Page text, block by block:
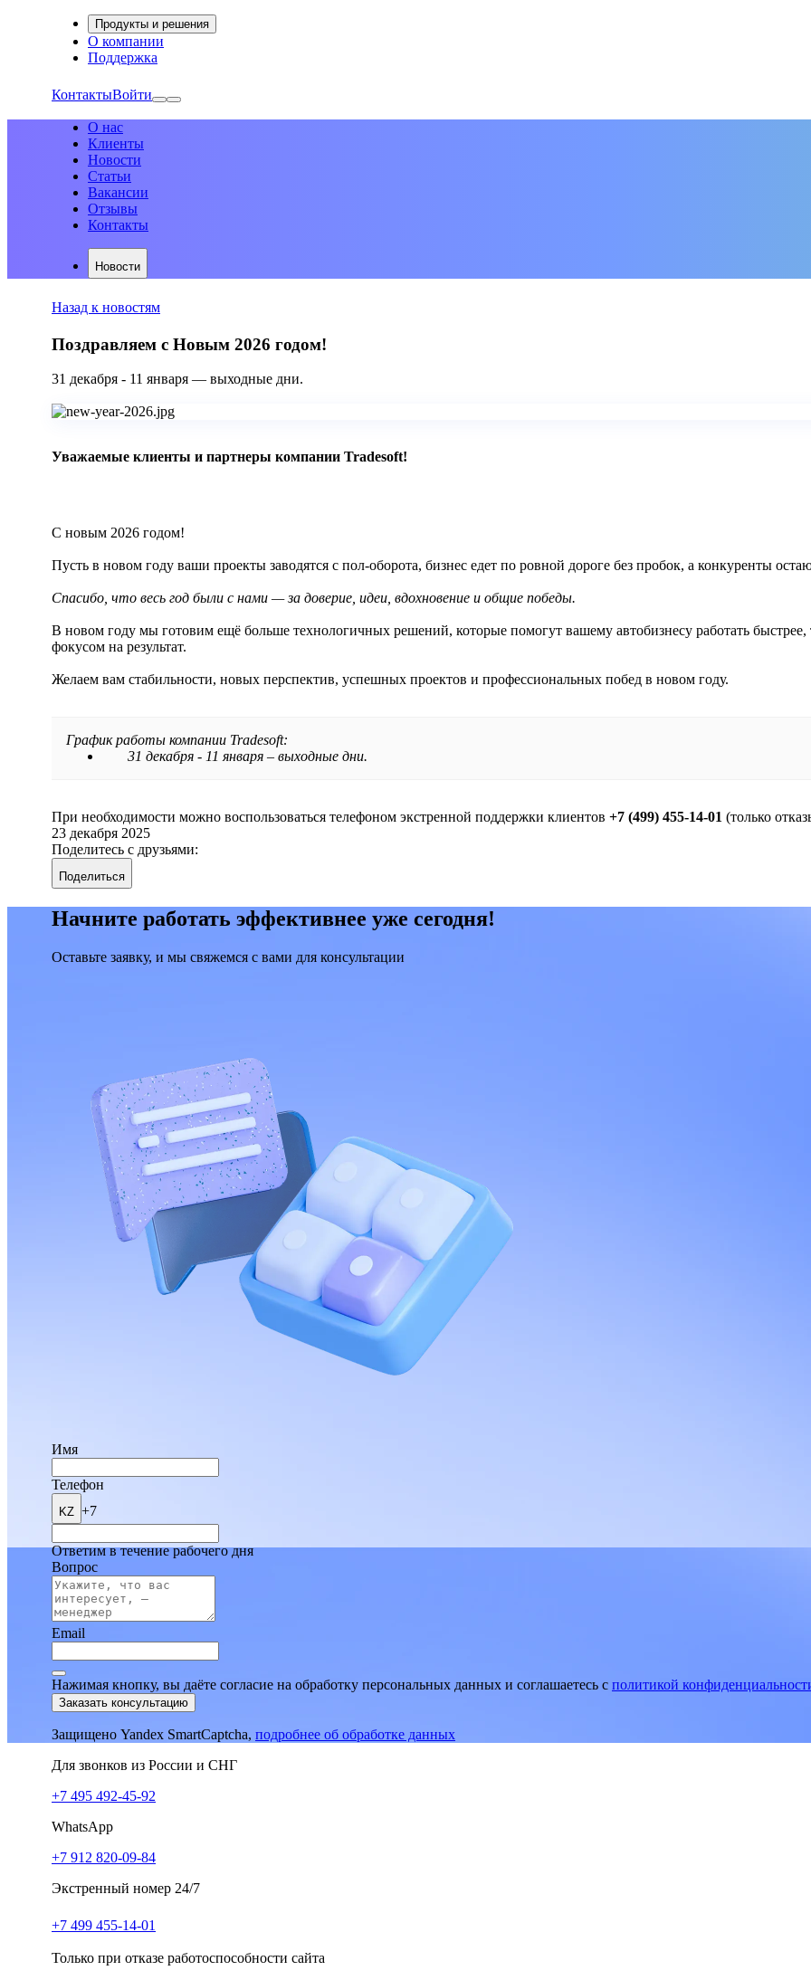
Продукты и решения
О компании
Поддержка
КонтактыВойти
О нас
Клиенты
Новости
Статьи
Вакансии
Отзывы
Контакты
Новости
Назад к новостям
Поздравляем с Новым 2026 годом!
31 декабря - 11 января — выходные дни.
Уважаемые клиенты и партнеры компании Tradesoft!
С новым 2026 годом!
Пусть в новом году ваши проекты заводятся с пол-оборота, бизнес едет по ровной дороге без пробок, а конкуренты
Спасибо, что весь год были с нами — за доверие, идеи, вдохновение и общие победы.
В новом году мы готовим ещё больше технологичных решений, которые помогут вашему автобизнесу работать
фокусом на результат.
Желаем вам стабильности, новых перспектив, успешных проектов и профессиональных побед в новом году.
График работы компании Tradesoft:
31 декабря - 11 января – выходные дни.
При необходимости можно воспользоваться телефоном экстренной поддержки клиентов +7 (499) 455-14-01 (только
23 декабря 2025
Поделитесь с друзьями:
Поделиться
Начните работать эффективнее уже сегодня!
Оставьте заявку, и мы свяжемся с вами для консультации
Имя
Телефон
KZ +7
Ответим в течение рабочего дня
Вопрос
Email
Нажимая кнопку, вы даёте согласие на обработку персональных данных и соглашаетесь c политикой
Заказать консультацию
Защищено Yandex SmartCaptcha, подробнее об обработке данных
Для звонков из России и СНГ
+7 495 492-45-92
WhatsApp
+7 912 820-09-84
Экстренный номер 24/7
+7 499 455-14-01
Только при отказе работоспособности сайта